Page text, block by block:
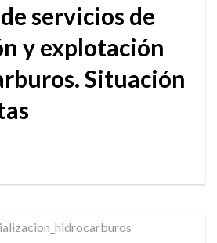
servicios de
y explotación
Situación